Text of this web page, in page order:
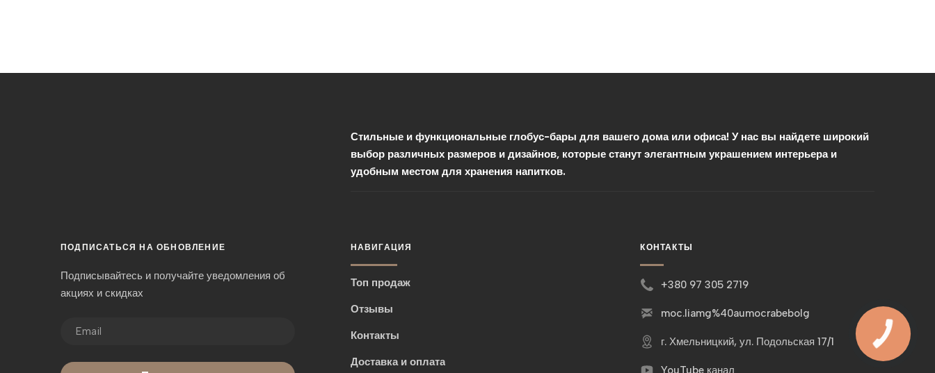
Стильные и функциональные глобус-бары для вашего дома или офиса! У нас вы найдете широкий
выбор различных размеров и дизайнов, которые станут элегантным украшением интерьера и
удобным местом для хранения напитков.
ПОДПИСАТЬСЯ НА ОБНОВЛЕНИЕ
Подписывайтесь и получайте уведомления об
акциях и скидках
НАВИГАЦИЯ
Топ продаж
Отзывы
Контакты
Доставка и оплата
КОНТАКТЫ
+380 97 305 2719
moc.liamg%40aumocrabebolg
г. Хмельницкий, ул. Подольская 17/1
YouTube канал